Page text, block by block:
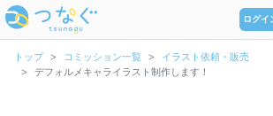
ログイ
トップ コミッション一覧
イラスト依頼・販売
デフォルメキャライラスト制作します！